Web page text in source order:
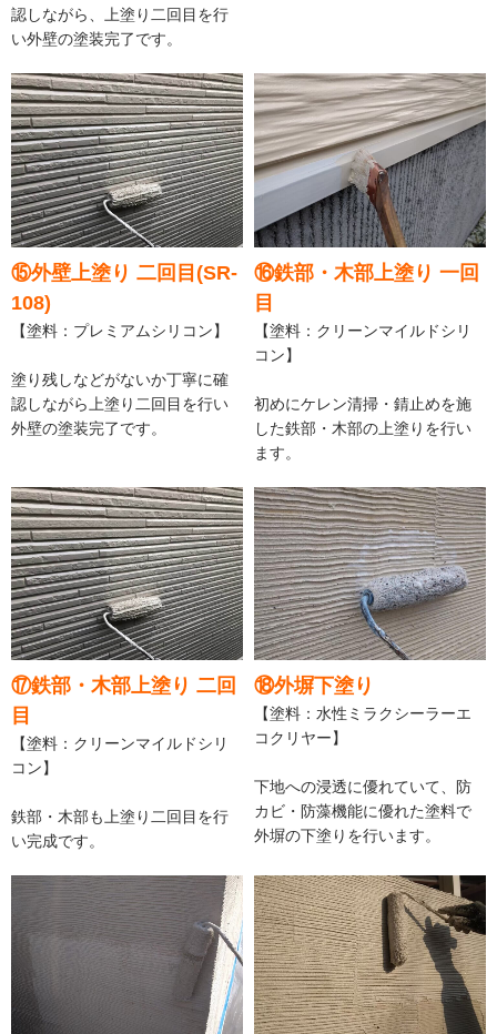
認しながら、上塗り二回目を行
い外壁の塗装完了です。
⑮外壁上塗り 二回目(SR-
108)
【塗料：プレミアムシリコン】
塗り残しなどがないか丁寧に確
認しながら上塗り二回目を行い
外壁の塗装完了です。
⑯鉄部・木部上塗り 一回
目
【塗料：クリーンマイルドシリ
コン】
初めにケレン清掃・錆止めを施
した鉄部・木部の上塗りを行い
ます。
⑰鉄部・木部上塗り 二回
目
【塗料：クリーンマイルドシリ
コン】
鉄部・木部も上塗り二回目を行
い完成です。
⑱外塀下塗り
【塗料：水性ミラクシーラーエ
コクリヤー】
下地への浸透に優れていて、防
カビ・防藻機能に優れた塗料で
外塀の下塗りを行います。